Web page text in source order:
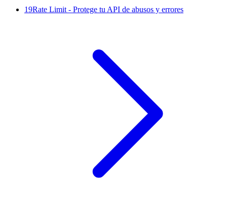
19Rate Limit - Protege tu API de abusos y errores